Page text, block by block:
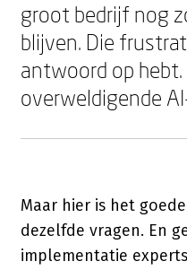
groot bedrijf nog
blijven. Die
antwoord op
overweldigende
Maar hier is het
dezelfde vragen. En
implementatie